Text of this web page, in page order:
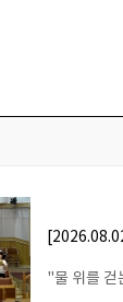
"물 위를 걷